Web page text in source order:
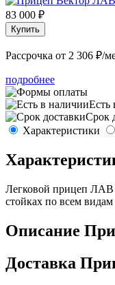
83 000 ₽
Рассрочка от 2 306 ₽/
подробнее
Есть
Срок
Характеристики
Легковой прицеп ЛАВ
стойках по всем
Описание
Доставка